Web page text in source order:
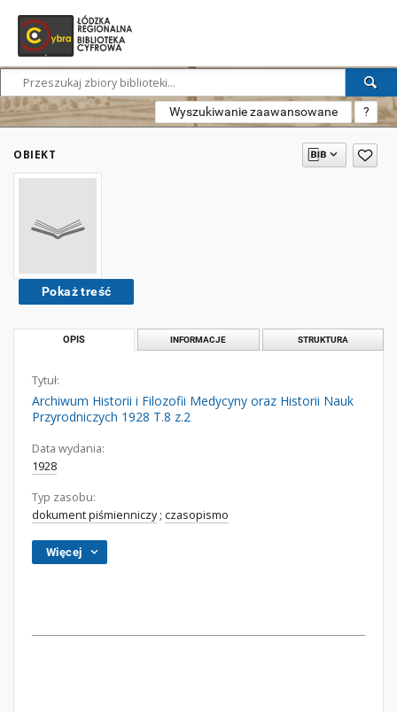
Wyszukiwanie zaawansowane ?
OBIEKT
Pokaż treść
OPIS INFORMACJE STRUKTURA
Tytuł:
Archiwum Historii i Filozofii Medycyny oraz Historii Nauk
Przyrodniczych 1928 T.8 z.2
Data wydania:
1928
Typ zasobu:
dokument piśmienniczy; czasopismo
Więcej